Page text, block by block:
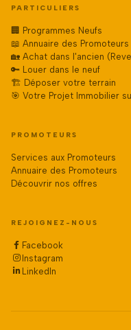
PARTICULIERS
🏢 Programmes Neufs
📖 Annuaire des Promoteurs
🏡 Achat dans l'ancien
🔑 Louer dans le neuf
🏗️ Déposer votre terrain
🎯 Votre Projet Immobilier
PROMOTEURS
Services aux Promoteurs
Annuaire des Promoteurs
Découvrir nos offres
REJOIGNEZ-NOUS
Facebook
Instagram
LinkedIn